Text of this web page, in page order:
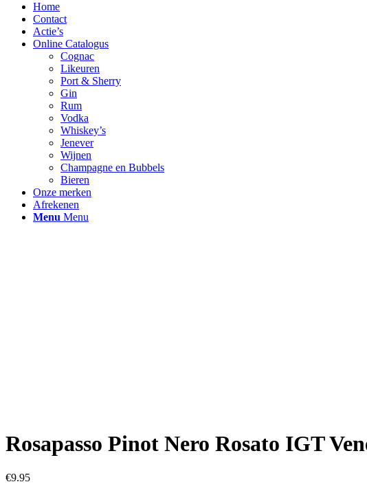
Home
Contact
Actie’s
Online Catalogus
Cognac
Likeuren
Port & Sherry
Gin
Rum
Vodka
Whiskey’s
Jenever
Wijnen
Champagne en Bubbels
Bieren
Onze merken
Afrekenen
Menu Menu
Rosapasso Pinot Nero Rosato IGT
€9.95